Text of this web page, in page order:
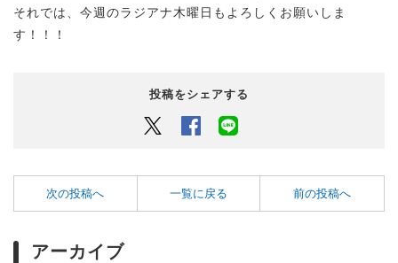
それでは、今週のラジアナ木曜日もよろしくお願いしま
す！！！
投稿をシェアする
Twitter Facebook
次の投稿へ 一覧に戻る 前の投稿へ
アーカイブ